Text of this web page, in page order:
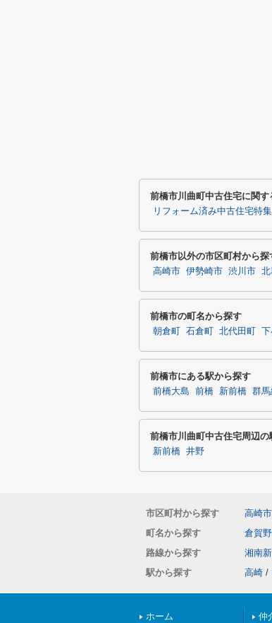
前橋市川曲町中古住宅に関
リフォーム済み中古住宅特集
前橋市以外の市区町村から探
高崎市 伊勢崎市 渋川市 北
前橋市の町名から探す
朝倉町 石倉町 北代田町 下
前橋市にある駅から探す
前橋大島 前橋 新前橋 群馬
前橋市川曲町中古住宅周辺の
新前橋 井野
市区町村から探す 高崎市
町名から探す
倉賀
路線から探す
湘南
駅から探す
高崎 /
ホーム 仲